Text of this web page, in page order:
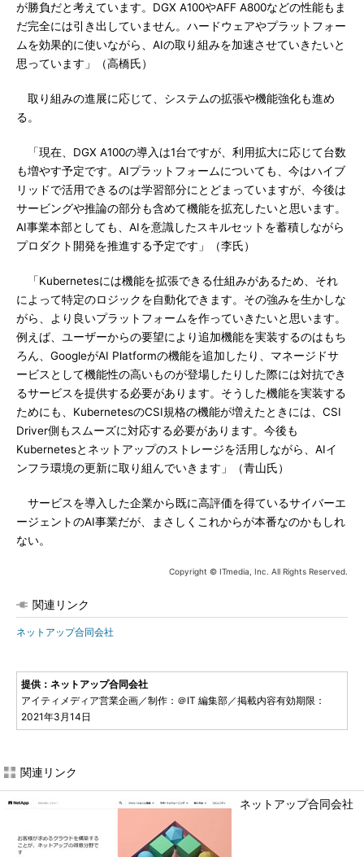
が勝負だと考えています。DGX A100やAFF A800などの性能もま
だ完全には引き出していません。ハードウェアやプラットフォー
ムを効果的に使いながら、AIの取り組みを加速させていきたいと
思っています」（高橋氏）
取り組みの進展に応じて、システムの拡張や機能強化も進め
る。
「現在、DGX A100の導入は1台ですが、利用拡大に応じて台数
も増やす予定です。AIプラットフォームについても、今はハイブ
リッドで活用できるのは学習部分にとどまっていますが、今後は
サービングや推論の部分も含めて機能を拡充したいと思います。
AI事業本部としても、AIを意識したスキルセットを蓄積しながら
プロダクト開発を推進する予定です」（李氏）
「Kubernetesには機能を拡張できる仕組みがあるため、それ
によって特定のロジックを自動化できます。その強みを生かしな
がら、より良いプラットフォームを作っていきたいと思います。
例えば、ユーザーからの要望により追加機能を実装するのはもち
ろん、GoogleがAI Platformの機能を追加したり、マネージドサ
ービスとして機能性の高いものが登場したりした際には対抗でき
るサービスを提供する必要があります。そうした機能を実装する
ためにも、KubernetesのCSI規格の機能が増えたときには、CSI
Driver側もスムーズに対応する必要があります。今後も
Kubernetesとネットアップのストレージを活用しながら、AIイ
ンフラ環境の更新に取り組んでいきます」（青山氏）
サービスを導入した企業から既に高評価を得ているサイバーエ
ージェントのAI事業だが、まさしくこれからが本番なのかもしれ
ない。
Copyright © ITmedia, Inc. All Rights Reserved.
関連リンク
ネットアップ合同会社
提供：ネットアップ合同会社
アイティメディア営業企画／制作：＠IT 編集部／掲載内容有効期限：
2021年3月14日
関連リンク
ネットアップ合同会社